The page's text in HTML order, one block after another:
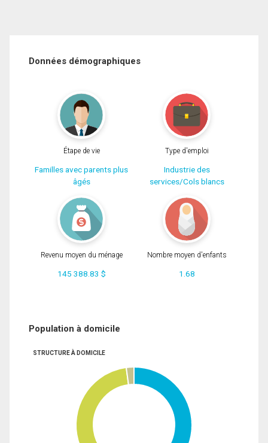
Données démographiques
Étape de vie
Familles avec parents plus
âgés
Type d'emploi
Industrie des
services/Cols blancs
Revenu moyen du ménage
145 388.83 $
Nombre moyen d'enfants
1.68
Population à domicile
STRUCTURE À DOMICILE